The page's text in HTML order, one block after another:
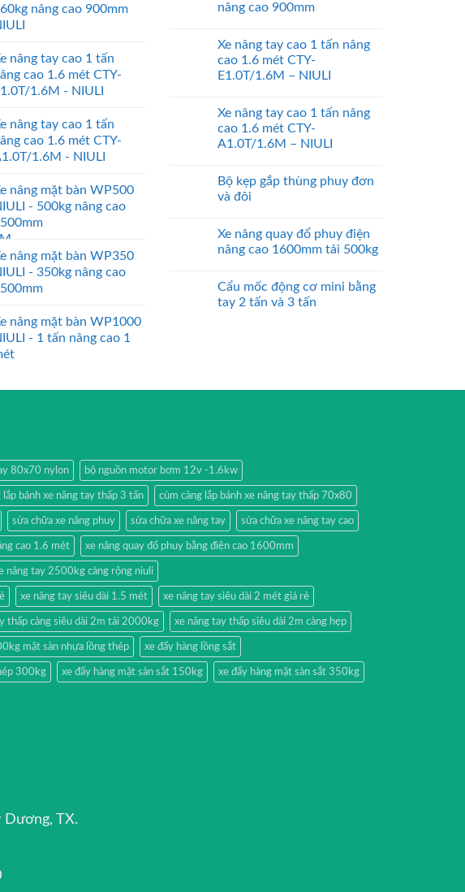
nâng cao 900mm
nâng tay cao 1 tấn
cao 1.6 mét CTY-
1.6M - NIULI
nâng tay cao 1 tấn
cao 1.6 mét CTY-
1.6M - NIULI
nâng mặt bàn WP500
- 500kg nâng cao
nâng mặt bàn WP350
- 350kg nâng cao
nâng mặt bàn WP1000
- 1 tấn nâng cao 1
nâng cao 900mm
Xe nâng tay cao 1 tấn nâng
cao 1.6 mét CTY-
E1.0T/1.6M – NIULI
Xe nâng tay cao 1 tấn nâng
cao 1.6 mét CTY-
A1.0T/1.6M – NIULI
Bộ kẹp gắp thùng phuy đơn
và đôi
Xe nâng quay đổ phuy điện
nâng cao 1600mm tải 500kg
Cẩu mốc động cơ mini bằng
tay 2 tấn và 3 tấn
80x70 nylon bộ nguồn motor bơm 12v -1.6kw
lắp bánh xe nâng tay thấp 3 tấn cùm càng lắp bánh xe nâng tay thấp 70x80
sửa chữa xe nâng phuy sửa chữa xe nâng tay sửa chữa xe nâng tay cao
cao 1.6 mét xe nâng quay đổ phuy bằng điện cao 1600mm
nâng tay 2500kg càng rộng niuli
xe nâng tay siêu dài 1.5 mét xe nâng tay siêu dài 2 mét giá rẻ
thấp càng siêu dài 2m tải 2000kg xe nâng tay thấp siêu dài 2m càng hẹp
mặt sàn nhựa lồng thép xe đẩy hàng lồng sắt
300kg xe đẩy hàng mặt sàn sắt 150kg xe đẩy hàng mặt sàn sắt 350kg
Dương, TX.